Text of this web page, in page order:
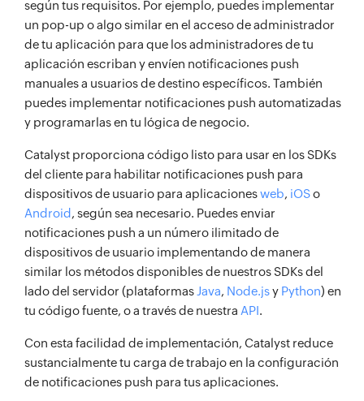
según tus requisitos. Por ejemplo, puedes implementar
un pop-up o algo similar en el acceso de administrador
de tu aplicación para que los administradores de tu
aplicación escriban y envíen notificaciones push
manuales a usuarios de destino específicos. También
puedes implementar notificaciones push automatizadas
y programarlas en tu lógica de negocio.
Catalyst proporciona código listo para usar en los SDKs
del cliente para habilitar notificaciones push para
dispositivos de usuario para aplicacionesweb, iOSo
Android , según sea necesario. Puedes enviar
notificaciones push a un número ilimitado de
dispositivos de usuario implementando de manera
similar los métodos disponibles de nuestros SDKs del
lado del servidor (plataformasJava, Node.jsy Python) en
tu código fuente, o a través de nuestra API.
Con esta facilidad de implementación, Catalyst reduce
sustancialmente tu carga de trabajo en la configuración
de notificaciones push para tus aplicaciones.